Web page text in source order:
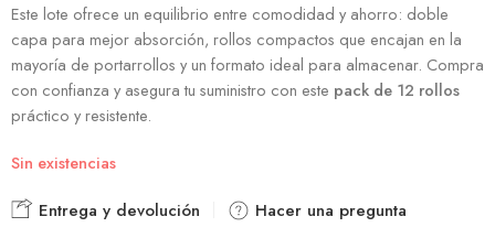
Este lote ofrece un equilibrio entre comodidad y ahorro: doble
capa para mejor absorción, rollos compactos que encajan en la
mayoría de portarrollos y un formato ideal para almacenar. Compra
con confianza y asegura tu suministro con este pack de 12 rollos
práctico y resistente.
Sin existencias
Entrega y devolución
Hacer una pregunta